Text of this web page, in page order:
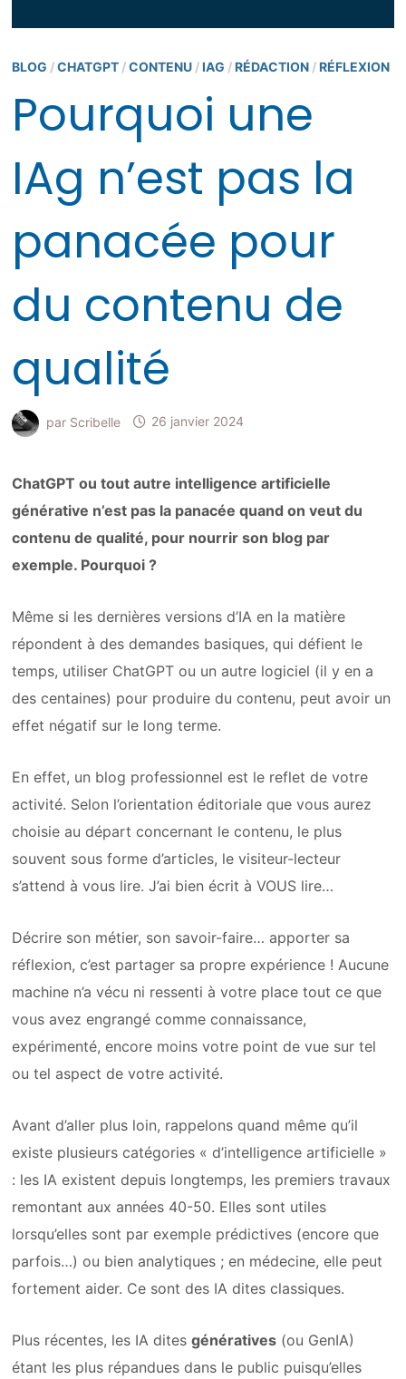
BLOG /CHATGPT /CONTENU /IAG /RÉDACTION /RÉFLEXION
Pourquoi une
IAg n’est pas la
panacée pour
du contenu de
qualité
par Scribelle 26 janvier 2024
ChatGPT ou tout autre intelligence artificielle
générative n’est pas la panacée quand on veut du
contenu de qualité, pour nourrir son blog par
exemple. Pourquoi ?
Même si les dernières versions d’IA en la matière
répondent à des demandes basiques, qui défient le
temps, utiliser ChatGPT ou un autre logiciel (il y en a
des centaines) pour produire du contenu, peut avoir un
effet négatif sur le long terme.
En effet, un blog professionnel est le reflet de votre
activité. Selon l’orientation éditoriale que vous aurez
choisie au départ concernant le contenu, le plus
souvent sous forme d’articles, le visiteur-lecteur
s’attend à vous lire. J’ai bien écrit à VOUS lire…
Décrire son métier, son savoir-faire… apporter sa
réflexion, c’est partager sa propre expérience ! Aucune
machine n’a vécu ni ressenti à votre place tout ce que
vous avez engrangé comme connaissance,
expérimenté, encore moins votre point de vue sur tel
ou tel aspect de votre activité.
Avant d’aller plus loin, rappelons quand même qu’il
existe plusieurs catégories « d’intelligence artificielle »
: les IA existent depuis longtemps, les premiers travaux
remontant aux années 40-50. Elles sont utiles
lorsqu’elles sont par exemple prédictives (encore que
parfois…) ou bien analytiques ; en médecine, elle peut
fortement aider. Ce sont des IA dites classiques.
Plus récentes, les IA ditesgénératives (ou GenIA)
étant les plus répandues dans le public puisqu’elles